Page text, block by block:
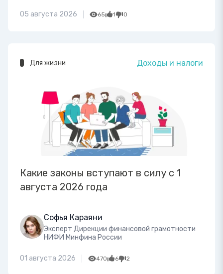
05 августа 2026 65 1 0
Для жизни Доходы и налоги
Какие законы вступают в силу с 1
августа 2026 года
Софья Караяни
Эксперт Дирекции финансовой грамотности
НИФИ Минфина России
01 августа 2026 470 6 2